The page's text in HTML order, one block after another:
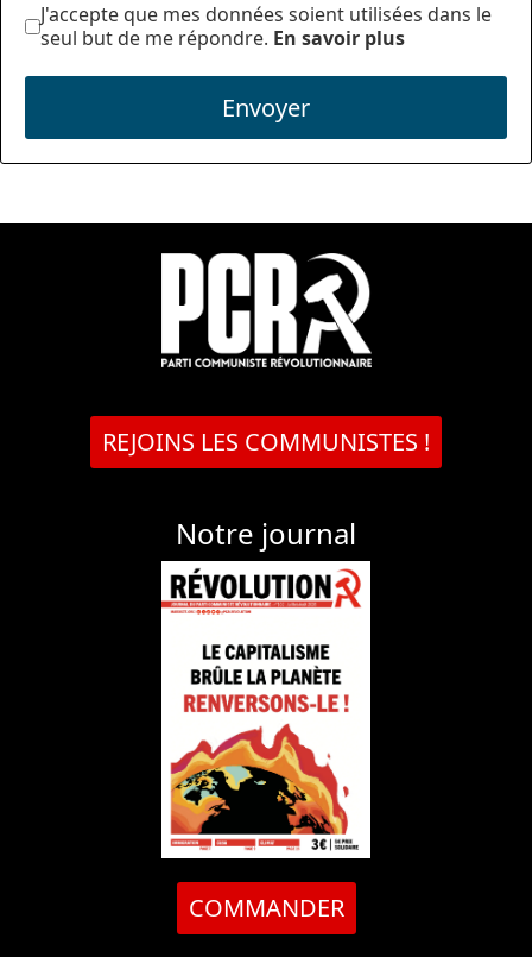
J'accepte que mes données soient utilisées dans le
seul but de me répondre. En savoir plus
Envoyer
REJOINS LES COMMUNISTES !
Notre journal
COMMANDER